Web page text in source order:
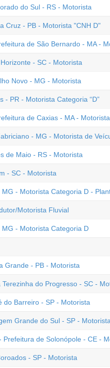
do Sul - RS - Motorista
Cruz - PB - Motorista "CNH D"
de São Bernardo - MA -
- SC - Motorista
Novo - MG - Motorista
- PR - Motorista Categoria “D”
de Caxias - MA -
- MG - Motorista de
de Maio - RS - Motorista
- SC - Motorista
- Motorista Categoria D -
Motorista Fluvial
- Motorista Categoria D
Grande - PB - Motorista
do Progresso - SC -
do Barreiro - SP - Motorista
Grande do Sul - SP - Motorista
de Solonópole - CE -
- SP - Motorista